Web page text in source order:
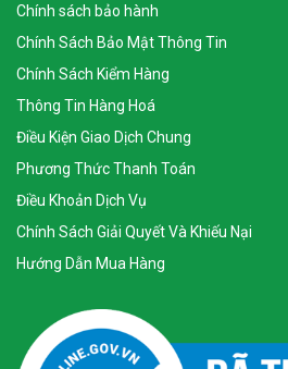
Chính sách bảo hành
Chính Sách Bảo Mật Thông Tin
Chính Sách Kiểm Hàng
Thông Tin Hàng Hoá
Điều Kiện Giao Dịch Chung
Phương Thức Thanh Toán
Điều Khoản Dịch Vụ
Chính Sách Giải Quyết Và Khiếu Nại
Hướng Dẫn Mua Hàng